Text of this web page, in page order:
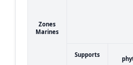
Zones
Marines
Supports